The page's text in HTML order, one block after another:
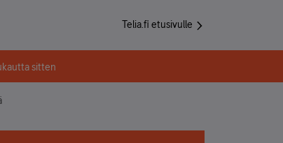
Telia.fi etusivulle
sitten